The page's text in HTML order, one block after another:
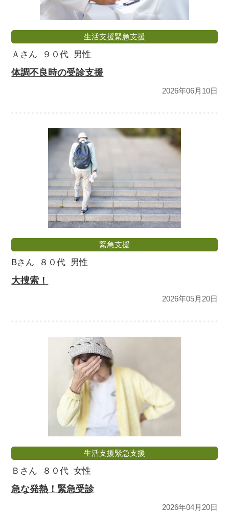
生活支援緊急支援
Ａさん ９０代 男性
体調不良時の受診支援
2026年06月10日
緊急支援
Bさん ８０代 男性
大捜索！
2026年05月20日
生活支援緊急支援
Ｂさん ８０代 女性
急な発熱！緊急受診
2026年04月20日